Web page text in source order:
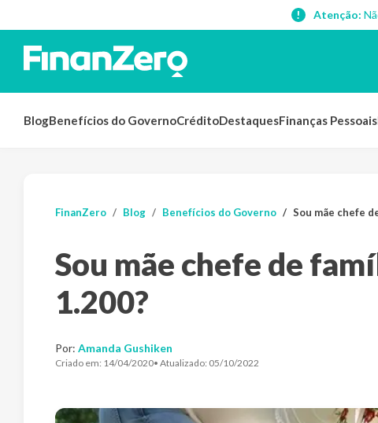
Atenção:
BlogBenefícios do GovernoCréditoDestaquesFinanças Pessoais
FinanZero Blog Benefícios do Governo Sou mãe chefe
Sou mãe chefe de
1.200?
Por: Amanda Gushiken
Criado em: 14/04/2020• Atualizado: 05/10/2022